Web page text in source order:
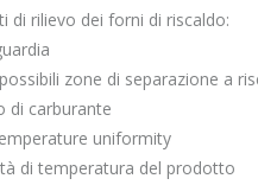
di rilievo dei forni di riscaldo:
zone di separazione a
di carburante
uniformity
di temperatura del prodotto